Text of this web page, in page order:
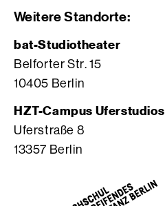
r
I
n
t
a
g
r
a
m
V
i
m
e
o
S
e
i
t
F
a
e
b
o
k
S
Weitere Standorte:
bat-Studiotheater
Belforter Str. 15
10405 Berlin
HZT-Campus Uferstudios
Uferstraße 8
13357 Berlin